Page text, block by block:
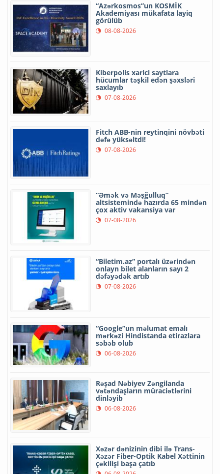
“Azərkosmos”un KOSMİK
Akademiyası mükafata layiq
görülüb
08-08-2026
Kiberpolis xarici saytlara
hücumlar təşkil edən şəxsləri
saxlayıb
07-08-2026
Fitch ABB-nin reytinqini növbəti
dəfə yüksəltdi!
07-08-2026
“Əmək və Məşğulluq”
altsistemində hazırda 65 mindən
çox aktiv vakansiya var
07-08-2026
“Biletim.az” portalı üzərindən
onlayn bilet alanların sayı 2
dəfəyədək artıb
07-08-2026
“Google”un məlumat emalı
mərkəzi Hindistanda etirazlara
səbəb olub
06-08-2026
Rəşad Nəbiyev Zəngilanda
vətəndaşların müraciətlərini
dinləyib
06-08-2026
Xəzər dənizinin dibi ilə Trans-
Xəzər Fiber-Optik Kabel Xəttinin
çəkilişi başa çatıb